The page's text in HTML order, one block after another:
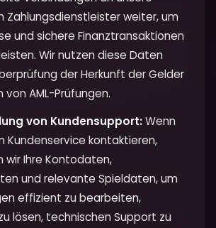
Zahlungsdienstleister weiter, um
und sichere Finanztransaktionen
Wir nutzen diese Daten
der Herkunft der Gelder
von AML-Prüfungen.
von Kundensupport:Wenn
Kundenservice kontaktieren,
wir Ihre Kontodaten,
und relevante Spieldaten, um
effizient zu bearbeiten,
lösen, technischen Support zu